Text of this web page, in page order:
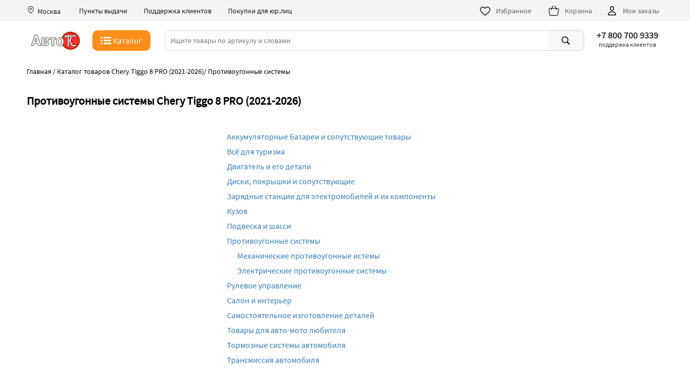
Москва Пункты выдачи Поддержка клиентов Покупки для юр.лиц Избранное Корзина Мои заказы
Каталог +7 800 700 9339
поддержка клиентов
Главная / Каталог товаров Chery Tiggo 8 PRO (2021-2026)/ Противоугонные системы
Противоугонные системы Chery Tiggo 8 PRO (2021-2026)
Аккумуляторные батареи и сопутствующие товары
Всё для туризма
Двигатель и его детали
Диски, покрышки и сопутствующие
Зарядные станции для электромобилей и их компоненты
Кузов
Подвеска и шасси
Противоугонные системы
Механические противоугонные истемы
Электрические противоугонные системы
Рулевое управление
Салон и интерьер
Самостоятельное изготовление деталей
Товары для авто-мото любителя
Тормозные системы автомобиля
Трансмиссия автомобиля